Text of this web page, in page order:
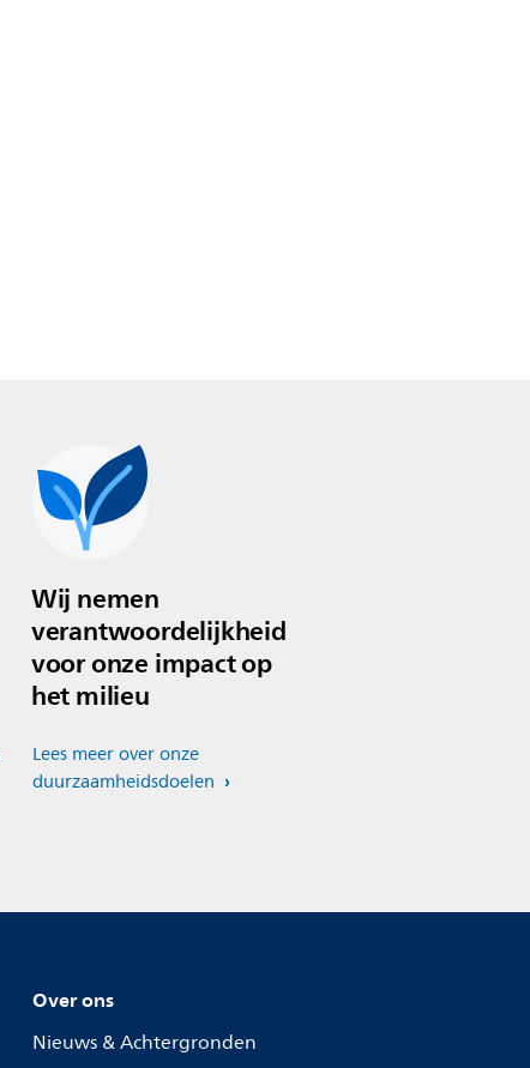
Wij nemen
verantwoordelijkheid
voor onze impact op
het milieu
Lees meer over onze
duurzaamheidsdoelen
Over ons
Nieuws & Achtergronden